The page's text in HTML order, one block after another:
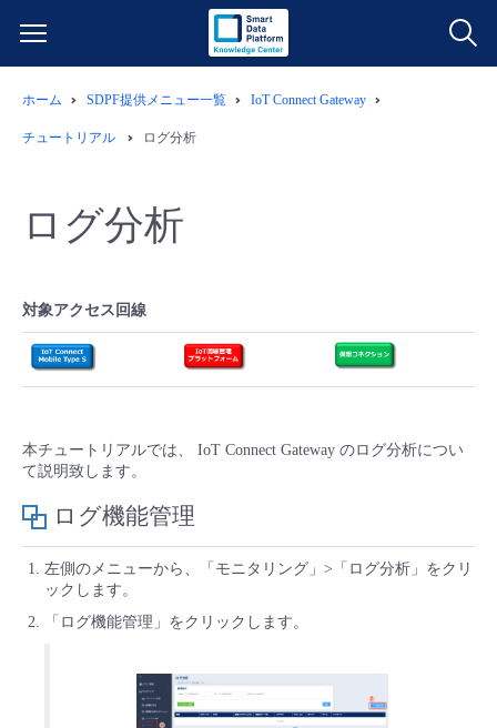
サービス一覧
クラウド/サーバー
ネットワーク
IoT
すべてのメニューを見る
データ利活用
クラウド/サーバー
ネットワーク
管理機能
すべてのメニューを見る
料金情報
料金シミュレーター
データ利活用
モニタリング/監査
サポート
ご利用開始ガイド
■ 管理機能
■ セットアップガイド
- 新規お申し込み方法
- 初期設定・確認
- ユーザー機能の管理
ユースケース
- データと分析
- IoT
- マルチクラウド利用
メンテナンス予定
定期メンテナンス
パートナー
販売パートナー向けプログラム
ホーム SDPF提供メニュー一覧 IoT Connect Gateway
チュートリアル ログ分析
ログ分析
対象アクセス回線
本チュートリアルでは、 IoT Connect Gateway のログ分析につい
て説明致します。
ログ機能管理
左側のメニューから、「モニタリング」>「ログ分析」をクリ
ックします。
「ログ機能管理」をクリックします。